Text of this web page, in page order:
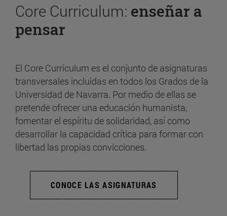
Core Curriculum: enseñar a
pensar
El Core Curriculum es el conjunto de asignaturas
transversales incluidas en todos los Grados de la
Universidad de Navarra. Por medio de ellas se
pretende ofrecer una educación humanista,
fomentar el espíritu de solidaridad, así como
desarrollar la capacidad crítica para formar con
libertad las propias convicciones.
CONOCE LAS ASIGNATURAS